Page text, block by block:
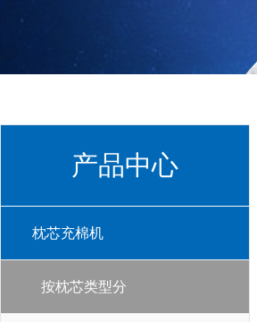
产品中心
枕芯充棉机
按枕芯类型分